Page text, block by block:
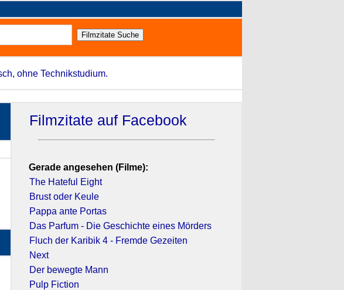
ohne Technikstudium.
Filmzitate auf Facebook
Gerade angesehen (Filme):
The Hateful Eight
Brust oder Keule
Pappa ante Portas
Das Parfum - Die Geschichte eines Mörders
Fluch der Karibik 4 - Fremde Gezeiten
Next
Der bewegte Mann
Pulp Fiction